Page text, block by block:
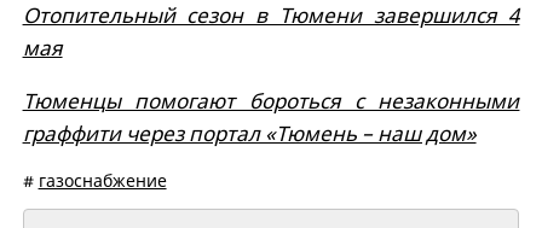
Отопительный сезон в Тюмени завершился 4
мая
Тюменцы помогают бороться с незаконными
граффити через портал «Тюмень – наш дом»
# газоснабжение